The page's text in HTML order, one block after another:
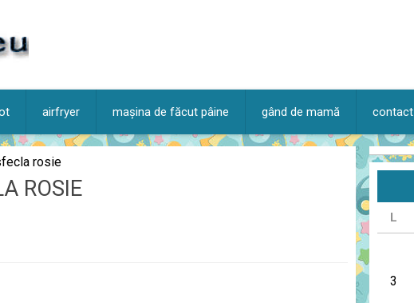
airfryer mașina de făcut pâine gând de mamă contact
rosie
ROSIE
L
3